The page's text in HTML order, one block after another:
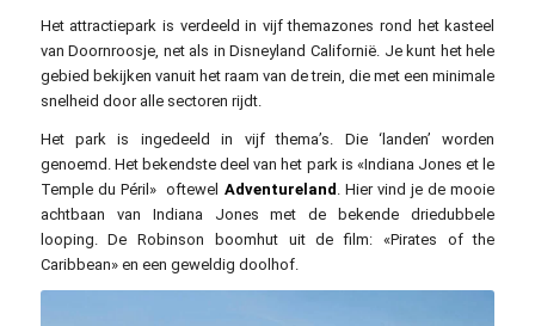
Het attractiepark is verdeeld in vijf themazones rond het kasteel
van Doornroosje, net als in Disneyland Californië. Je kunt het hele
gebied bekijken vanuit het raam van de trein, die met een minimale
snelheid door alle sectoren rijdt.
Het park is ingedeeld in vijf thema’s. Die ‘landen’ worden
genoemd. Het bekendste deel van het park is «Indiana Jones et le
Temple du Péril» oftewel Adventureland . Hier vind je de mooie
achtbaan van Indiana Jones met de bekende driedubbele
looping. De Robinson boomhut uit de film: «Pirates of the
Caribbean» en een geweldig doolhof.